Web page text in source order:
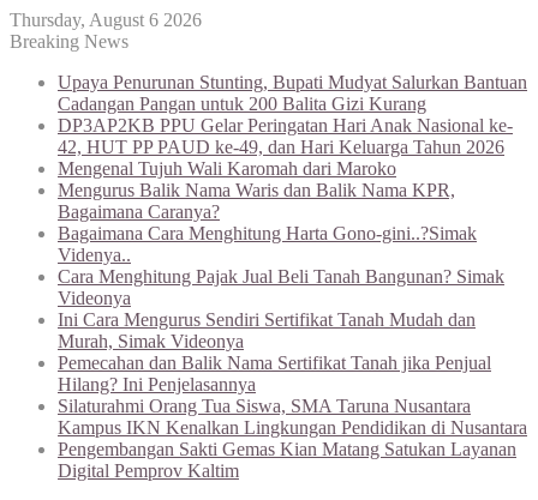
Thursday, August 6 2026
Breaking News
Upaya Penurunan Stunting, Bupati Mudyat Salurkan Bantuan
Cadangan Pangan untuk 200 Balita Gizi Kurang
DP3AP2KB PPU Gelar Peringatan Hari Anak Nasional ke-
42, HUT PP PAUD ke-49, dan Hari Keluarga Tahun 2026
Mengenal Tujuh Wali Karomah dari Maroko
Mengurus Balik Nama Waris dan Balik Nama KPR,
Bagaimana Caranya?
Bagaimana Cara Menghitung Harta Gono-gini..?Simak
Videnya..
Cara Menghitung Pajak Jual Beli Tanah Bangunan? Simak
Videonya
Ini Cara Mengurus Sendiri Sertifikat Tanah Mudah dan
Murah, Simak Videonya
Pemecahan dan Balik Nama Sertifikat Tanah jika Penjual
Hilang? Ini Penjelasannya
Silaturahmi Orang Tua Siswa, SMA Taruna Nusantara
Kampus IKN Kenalkan Lingkungan Pendidikan di Nusantara
Pengembangan Sakti Gemas Kian Matang Satukan Layanan
Digital Pemprov Kaltim